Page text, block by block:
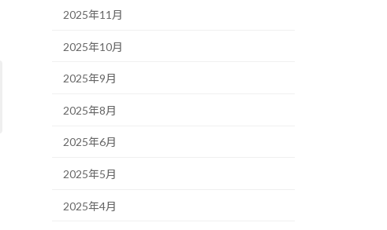
2025年11月
2025年10月
2025年9月
2025年8月
2025年6月
2025年5月
2025年4月